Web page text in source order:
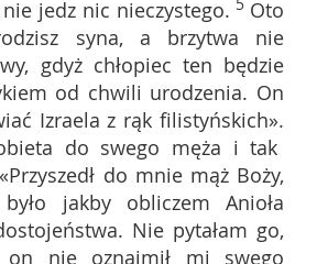
jedz nic nieczystego. 5 Oto
syna, a brzytwa nie
gdyż chłopiec ten będzie
od chwili urodzenia. On
Izraela z rąk filistyńskich».
do swego męża i tak
do mnie mąż Boży,
jakby obliczem Anioła
Nie pytałam go,
on nie oznajmił mi swego